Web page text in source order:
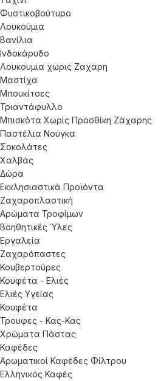
Φυστικοβούτυρο
Λουκούμια
Βανίλια
Ινδοκάρυδο
Λουκουμια χωρις Ζαχαρη
Μαστίχα
Μπουκίτσες
Τριαντάφυλλο
Μπισκότα Χωρίς Προσθίκη Ζάχαρης
Παστέλια Νούγκα
Σοκολάτες
Χαλβάς
Δώρα
Εκκλησιαστικά Προϊόντα
Ζαχαροπλαστική
Αρώματα Τροφίμων
Βοηθητικές Ύλες
Εργαλεία
Ζαχαρόπαστες
Κουβερτούρες
Κουφέτα - Ελιές
Ελιές Υγείας
Κουφέτα
Τρουφες - Κας-Κας
Χρώματα Πάστας
Καφέδες
Αρωματικοί Καφέδες Φίλτρου
Ελληνικός Καφές